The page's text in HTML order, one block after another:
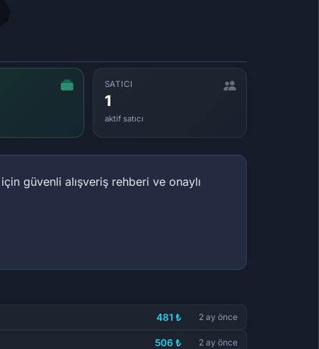
SATICI
1
aktif satıcı
güvenli alışveriş rehberi ve onaylı
481 ₺ 2 ay önce
506 ₺ 2 ay önce